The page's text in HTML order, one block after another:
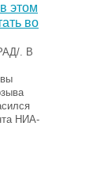
этом
во
. В
НИА-